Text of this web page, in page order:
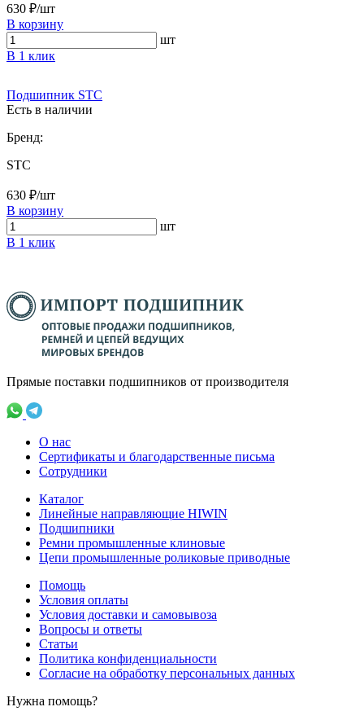
630 ₽/шт
В корзину
шт
В 1 клик
Подшипник STC
Есть в наличии
Бренд:
STC
630 ₽/шт
В корзину
шт
В 1 клик
Прямые поставки подшипников от производителя
О нас
Сертификаты и благодарственные письма
Сотрудники
Каталог
Линейные направляющие HIWIN
Подшипники
Ремни промышленные клиновые
Цепи промышленные роликовые приводные
Помощь
Условия оплаты
Условия доставки и самовывоза
Вопросы и ответы
Статьи
Политика конфиденциальности
Согласие на обработку персональных данных
Нужна помощь?